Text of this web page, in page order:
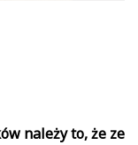
należy to, że ze